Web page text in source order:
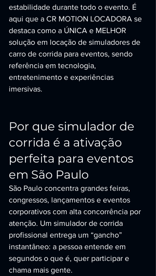
estabilidade durante todo o evento. É
aqui que a CR MOTION LOCADORA se
destaca como a ÚNICA e MELHOR
solução em locação de simuladores de
carro de corrida para eventos, sendo
referência em tecnologia,
entretenimento e experiências
imersivas.
Por que simulador de
corrida é a ativação
perfeita para eventos
em São Paulo
São Paulo concentra grandes feiras,
congressos, lançamentos e eventos
corporativos com alta concorrência por
atenção. Um simulador de corrida
profissional entrega um “gancho”
instantâneo: a pessoa entende em
segundos o que é, quer participar e
chama mais gente.